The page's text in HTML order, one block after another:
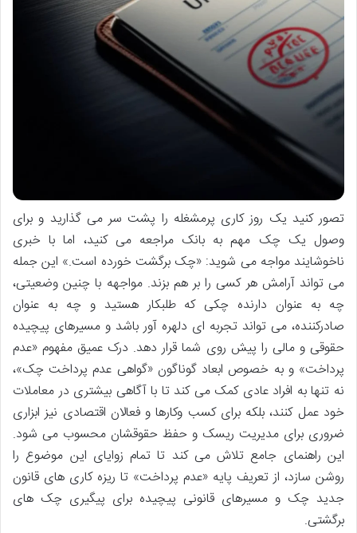
تصور کنید یک روز کاری پرمشغله را پشت سر می گذارید و برای
وصول یک چک مهم به بانک مراجعه می کنید، اما با خبری
ناخوشایند مواجه می شوید: «چک برگشت خورده است.» این جمله
می تواند آرامش هر کسی را بر هم بزند. مواجهه با چنین وضعیتی،
چه به عنوان دارنده چکی که طلبکار هستید و چه به عنوان
صادرکننده، می تواند تجربه ای دلهره آور باشد و مسیرهای پیچیده
حقوقی و مالی را پیش روی شما قرار دهد. درک عمیق مفهوم «عدم
پرداخت» و به خصوص ابعاد گوناگون «گواهی عدم پرداخت چک»،
نه تنها به افراد عادی کمک می کند تا با آگاهی بیشتری در معاملات
خود عمل کنند، بلکه برای کسب وکارها و فعالان اقتصادی نیز ابزاری
ضروری برای مدیریت ریسک و حفظ حقوقشان محسوب می شود.
این راهنمای جامع تلاش می کند تا تمام زوایای این موضوع را
روشن سازد، از تعریف پایه «عدم پرداخت» تا ریزه کاری های قانون
جدید چک و مسیرهای قانونی پیچیده برای پیگیری چک های
برگشتی.